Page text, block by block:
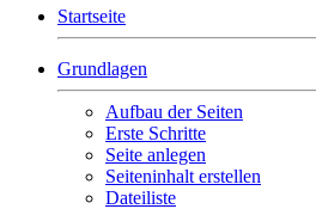
Startseite
Grundlagen
Aufbau der Seiten
Erste Schritte
Seite anlegen
Seiteninhalt erstellen
Dateiliste